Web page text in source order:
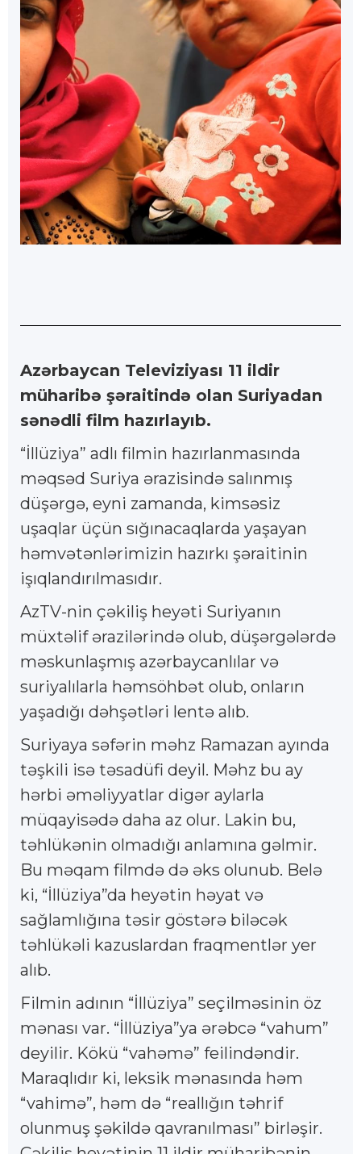
Azərbaycan Televiziyası 11 ildir
müharibə şəraitində olan Suriyadan
sənədli film hazırlayıb.
“İllüziya” adlı filmin hazırlanmasında
məqsəd Suriya ərazisində salınmış
düşərgə, eyni zamanda, kimsəsiz
uşaqlar üçün sığınacaqlarda yaşayan
həmvətənlərimizin hazırkı şəraitinin
işıqlandırılmasıdır.
AzTV-nin çəkiliş heyəti Suriyanın
müxtəlif ərazilərində olub, düşərgələrdə
məskunlaşmış azərbaycanlılar və
suriyalılarla həmsöhbət olub, onların
yaşadığı dəhşətləri lentə alıb.
Suriyaya səfərin məhz Ramazan ayında
təşkili isə təsadüfi deyil. Məhz bu ay
hərbi əməliyyatlar digər aylarla
müqayisədə daha az olur. Lakin bu,
təhlükənin olmadığı anlamına gəlmir.
Bu məqam filmdə də əks olunub. Belə
ki, “İllüziya”da heyətin həyat və
sağlamlığına təsir göstərə biləcək
təhlükəli kazuslardan fraqmentlər yer
alıb.
Filmin adının “İllüziya” seçilməsinin öz
mənası var. “İllüziya”ya ərəbcə “vahum”
deyilir. Kökü “vahəmə” feilindəndir.
Maraqlıdır ki, leksik mənasında həm
“vahimə”, həm də “reallığın təhrif
olunmuş şəkildə qavranılması” birləşir.